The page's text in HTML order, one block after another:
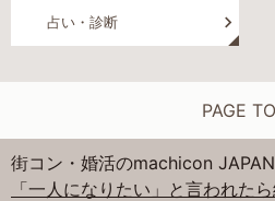
占い・診断
PAGE
街コン・婚活のmachicon JAPAN
「一人になりたい」と言われた